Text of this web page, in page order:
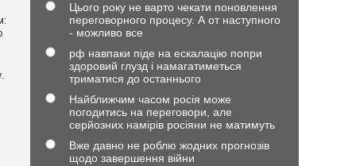
Цього року не варто чекати поновлення
переговорного процесу. А от наступного
- можливо все
рф навпаки піде на ескалацію попри
здоровий глузд і намагатиметься
триматися до останнього
Найближчим часом росія може
погодитись на переговори, але
серйозних намірів росіяни не матимуть
Вже давно не роблю жодних прогнозів
щодо завершення війни